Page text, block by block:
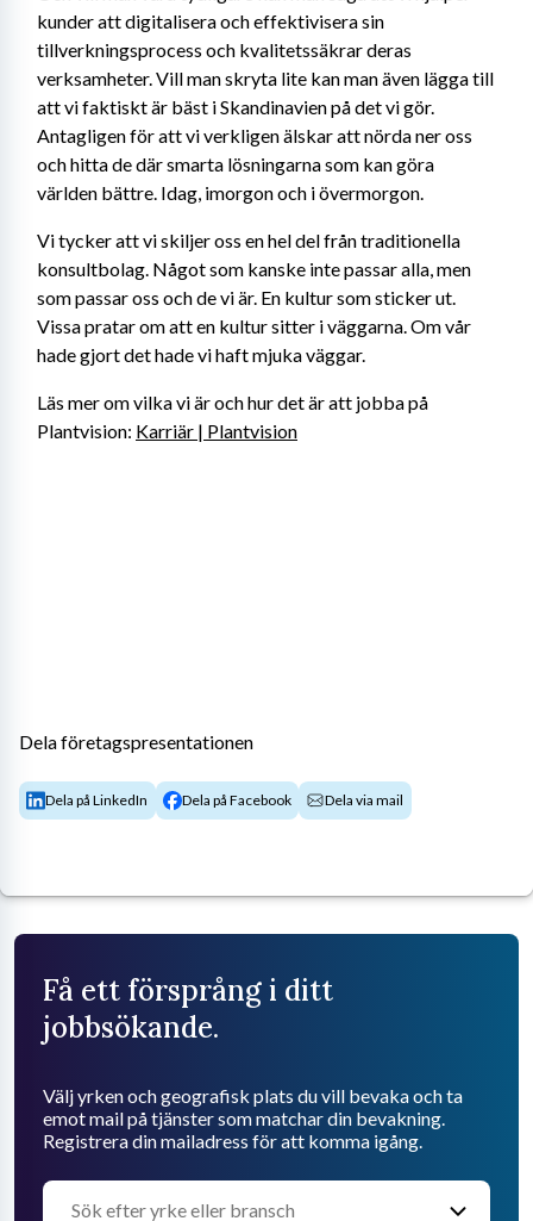
kunder att digitalisera och effektivisera sin
tillverkningsprocess och kvalitetssäkrar deras
verksamheter. Vill man skryta lite kan man även lägga till
att vi faktiskt är bäst i Skandinavien på det vi gör.
Antagligen för att vi verkligen älskar att nörda ner oss
och hitta de där smarta lösningarna som kan göra
världen bättre. Idag, imorgon och i övermorgon.
Vi tycker att vi skiljer oss en hel del från traditionella
konsultbolag. Något som kanske inte passar alla, men
som passar oss och de vi är. En kultur som sticker ut.
Vissa pratar om att en kultur sitter i väggarna. Om vår
hade gjort det hade vi haft mjuka väggar.
Läs mer om vilka vi är och hur det är att jobba på
Plantvision: Karriär | Plantvision
Dela företagspresentationen
Dela på LinkedIn Dela på Facebook Dela via mail
Få ett försprång i ditt
jobbsökande.
Välj yrken och geografisk plats du vill bevaka och ta
emot mail på tjänster som matchar din bevakning.
Registrera din mailadress för att komma igång.